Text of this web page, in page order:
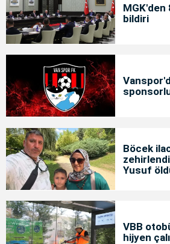
bildiri
Böcek
Yusuf
VBB
hijyen